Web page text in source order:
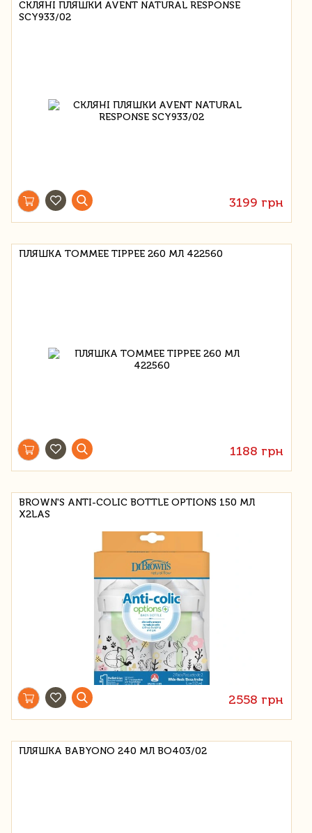
СКЛЯНІ ПЛЯШКИ AVENT NATURAL RESPONSE
SCY933/02
3199 грн
ПЛЯШКА TOMMEE TIPPEE 260 МЛ 422560
1188 грн
BROWN'S ANTI-COLIC BOTTLE OPTIONS 150 МЛ
X2LAS
2558 грн
ПЛЯШКА BABYONO 240 МЛ BO403/02